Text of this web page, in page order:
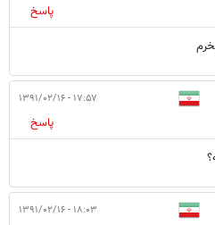
پاسخ
۱۷:۵۷ - ۱۳۹۱/۰۲/۱۶
پاسخ
۱۸:۰۳ - ۱۳۹۱/۰۲/۱۶